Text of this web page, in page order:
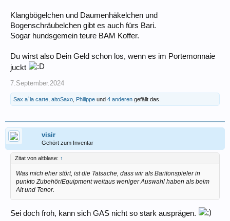
Klangbögelchen und Daumenhäkelchen und
Bogenschräubelchen gibt es auch fürs Bari.
Sogar hundsgemein teure BAM Koffer.
Du wirst also Dein Geld schon los, wenn es im Portemonnaie
juckt
7.September.2024
Sax a`la carte altoSaxo Philippe und 4 anderen gefällt das.
visir
Gehört zum Inventar
Zitat von altblase: ↑
Was mich eher stört, ist die Tatsache, dass wir als Baritonspieler in
punkto Zubehör/Equipment weitaus weniger Auswahl haben als beim
Alt und Tenor.
Sei doch froh, kann sich GAS nicht so stark ausprägen.